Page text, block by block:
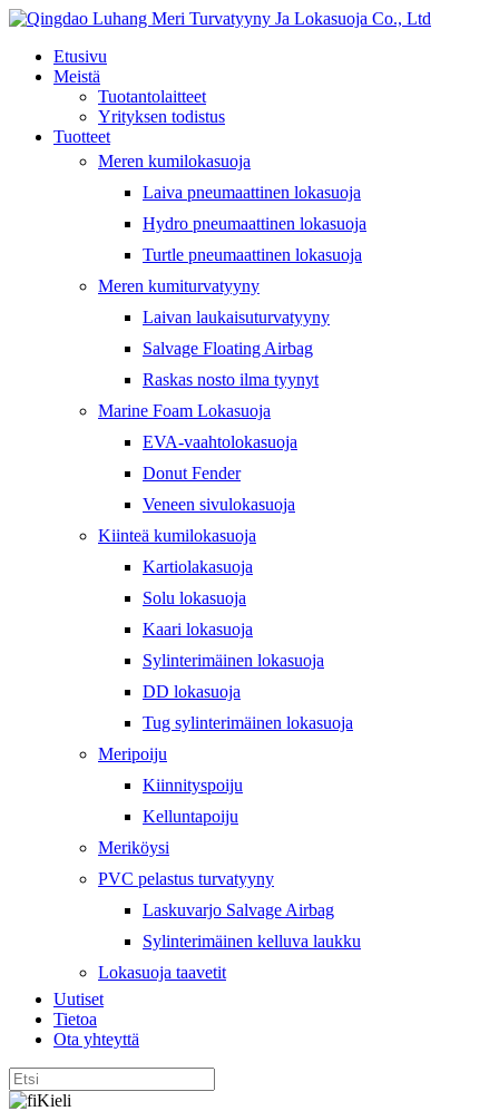
Etusivu
Meistä
Tuotantolaitteet
Yrityksen todistus
Tuotteet
Meren kumilokasuoja
Laiva pneumaattinen lokasuoja
Hydro pneumaattinen lokasuoja
Turtle pneumaattinen lokasuoja
Meren kumiturvatyyny
Laivan laukaisuturvatyyny
Salvage Floating Airbag
Raskas nosto ilma tyynyt
Marine Foam Lokasuoja
EVA-vaahtolokasuoja
Donut Fender
Veneen sivulokasuoja
Kiinteä kumilokasuoja
Kartiolakasuoja
Solu lokasuoja
Kaari lokasuoja
Sylinterimäinen lokasuoja
DD lokasuoja
Tug sylinterimäinen lokasuoja
Meripoiju
Kiinnityspoiju
Kelluntapoiju
Meriköysi
PVC pelastus turvatyyny
Laskuvarjo Salvage Airbag
Sylinterimäinen kelluva laukku
Lokasuoja taavetit
Uutiset
Tietoa
Ota yhteyttä
Kieli